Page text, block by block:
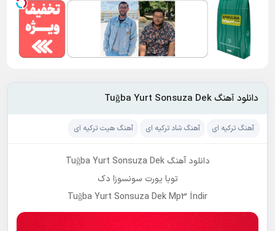
دانلود آهنگ Tuğba Yurt Sonsuza Dek
آهنگ ترکیه ای آهنگ شاد ترکیه ای آهنگ هیت ترکیه ای
دانلود آهنگ Tuğba Yurt Sonsuza Dek
توبا یورت سونسوزا دک
Tuğba Yurt Sonsuza Dek Mp3 İndir